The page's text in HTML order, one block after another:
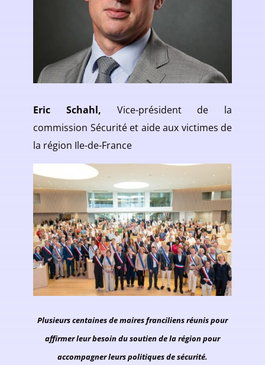
Eric Schahl, Vice-président de la
commission Sécurité et aide aux victimes de
la région Ile-de-France
Plusieurs centaines de maires franciliens réunis pour
affirmer leur besoin du soutien de la région pour
accompagner leurs politiques de sécurité.